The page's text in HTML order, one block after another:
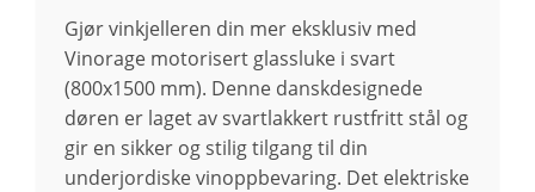
Gjør vinkjelleren din mer eksklusiv med
Vinorage motorisert glassluke i svart
(800x1500 mm). Denne danskdesignede
døren er laget av svartlakkert rustfritt stål og
gir en sikker og stilig tilgang til din
underjordiske vinoppbevaring. Det elektriske